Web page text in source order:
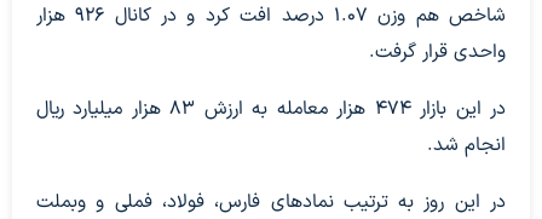
شاخص هم وزن ۱.۰۷ درصد افت کرد و در کانال ۹۲۶ هزار
واحدی قرار گرفت.
در این بازار ۴۷۴ هزار معامله به ارزش ۸۳ هزار میلیارد ریال
انجام شد.
در این روز به ترتیب نماد‌های فارس، فولاد، فملی و وبملت